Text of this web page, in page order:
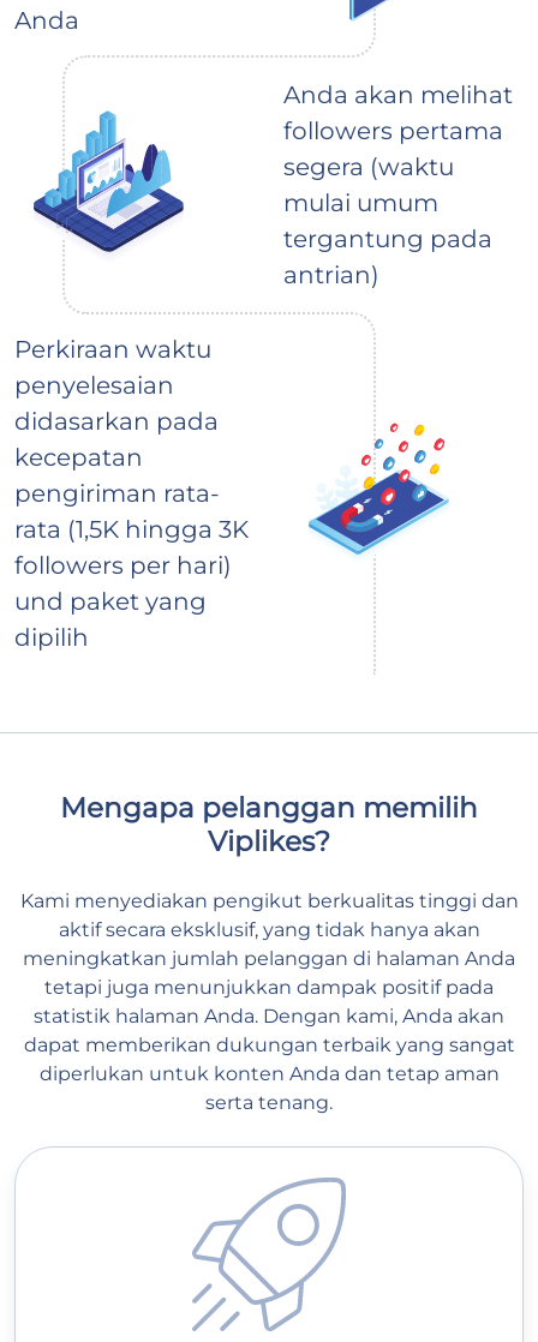
Anda
Anda akan melihat
followers pertama
segera (waktu
mulai umum
tergantung pada
antrian)
Perkiraan waktu
penyelesaian
didasarkan pada
kecepatan
pengiriman rata-
rata (1,5K hingga 3K
followers per hari)
und paket yang
dipilih
Mengapa pelanggan memilih
Viplikes?
Kami menyediakan pengikut berkualitas tinggi dan
aktif secara eksklusif, yang tidak hanya akan
meningkatkan jumlah pelanggan di halaman Anda
tetapi juga menunjukkan dampak positif pada
statistik halaman Anda. Dengan kami, Anda akan
dapat memberikan dukungan terbaik yang sangat
diperlukan untuk konten Anda dan tetap aman
serta tenang.